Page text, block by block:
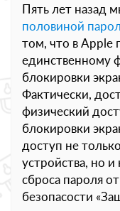
Пять лет назад
половиной
том, что в Apple
единственному
блокировки
Фактически,
физический
блокировки
доступ не
устройства, но
сброса пароля
безопасости